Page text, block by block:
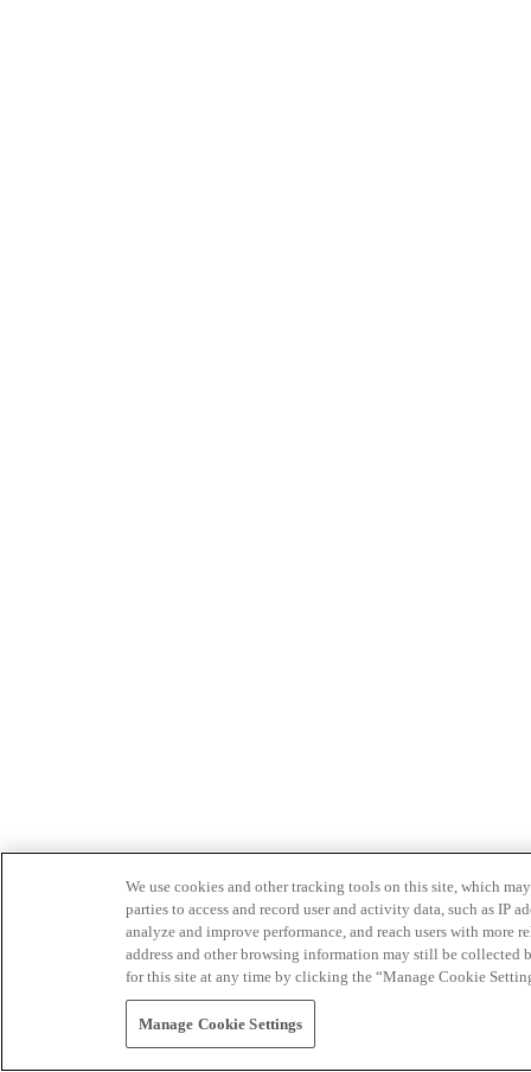
We use cookies and other tracking tools on this site, which
parties to access and record user and activity data, such as IP
analyze and improve performance, and reach users with
address and other browsing information may still be collected
for this site at any time by clicking the “Manage Cookie
Manage Cookie Settings